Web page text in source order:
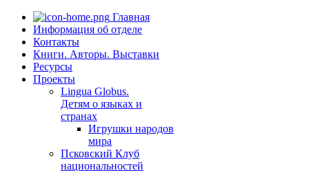
Главная
Информация об отделе
Контакты
Книги. Авторы. Выставки
Ресурсы
Проекты
Lingua Globus.
Детям о языках и
странах
Игрушки народов
мира
Псковский Клуб
национальностей